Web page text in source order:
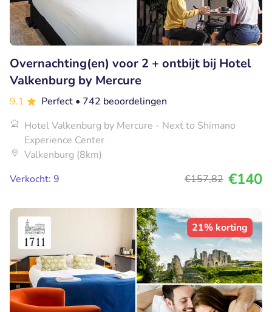
Overnachting(en) voor 2 + ontbijt bij Hotel
Valkenburg by Mercure
9.1 Perfect • 742 beoordelingen
Hotel Valkenburg by Mercure - Next to Shimano
Experience Center
Valkenburg (8km)
Verkocht: 9
€157,82 €140
21% korting